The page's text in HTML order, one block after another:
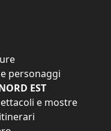
personaggi
EST
e mostre